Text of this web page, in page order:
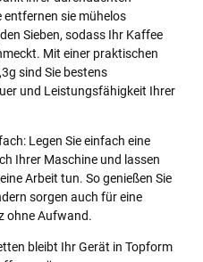
entfernen sie mühelos
Sieben, sodass Ihr Kaffee
Mit einer praktischen
sind Sie bestens
und Leistungsfähigkeit Ihrer
Legen Sie einfach eine
Ihrer Maschine und lassen
Arbeit tun. So genießen Sie
sorgen auch für eine
ohne Aufwand.
bleibt Ihr Gerät in Topform